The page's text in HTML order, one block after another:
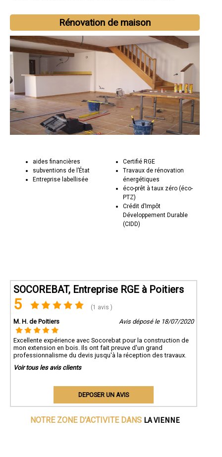
Rénovation de maison
Certifié RGE
Travaux de rénovation
énergétiques
éco-prêt à taux zéro (éco-
PTZ)
Crédit d’Impôt
Développement Durable
(CIDD)
aides financières
subventions de l’État
Entreprise labellisée
SOCOREBAT, Entreprise RGE à Poitiers
5 (1 avis )
M. H. de Poitiers Avis déposé le 18/07/2020
Excellente expérience avec Socorebat pour la construction de
mon extension en bois. Ils ont fait preuve d'un grand
professionnalisme du devis jusqu'à la réception des travaux.
Voir tous les avis clients
DEPOSER UN AVIS
NOTRE ZONE D'ACTIVITE DANS LA VIENNE